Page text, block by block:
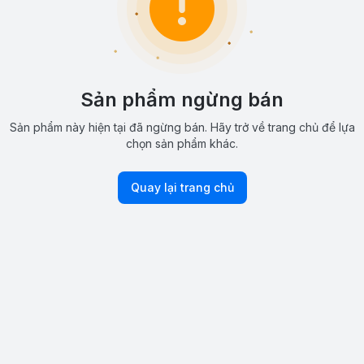
Sản phẩm ngừng bán
Sản phẩm này hiện tại đã ngừng bán. Hãy trở về trang chủ để lựa
chọn sản phẩm khác.
Quay lại trang chủ